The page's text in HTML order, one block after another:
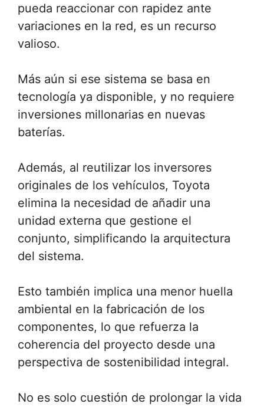
pueda reaccionar con rapidez ante
variaciones en la red, es un recurso
valioso.
Más aún si ese sistema se basa en
tecnología ya disponible, y no requiere
inversiones millonarias en nuevas
baterías.
Además, al reutilizar los inversores
originales de los vehículos, Toyota
elimina la necesidad de añadir una
unidad externa que gestione el
conjunto, simplificando la arquitectura
del sistema.
Esto también implica una menor huella
ambiental en la fabricación de los
componentes, lo que refuerza la
coherencia del proyecto desde una
perspectiva de sostenibilidad integral.
No es solo cuestión de prolongar la vida